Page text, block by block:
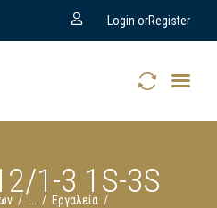
Login orRegister
1-3 1S-3S
Εργαλεία